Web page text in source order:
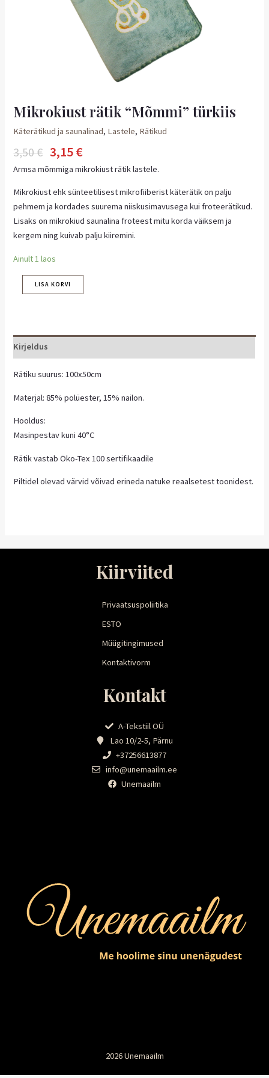
Mikrokiust rätik “Mõmmi” türkiis
Käterätikud ja saunalinad, Lastele, Rätikud
3,50€ 3,15€
Armsa mõmmiga mikrokiust rätik lastele.
Mikrokiust ehk sünteetilisest mikrofiiberist käterätik on palju
pehmem ja kordades suurema niiskusimavusega kui froteerätikud.
Lisaks on mikrokiud saunalina froteest mitu korda väiksem ja
kergem ning kuivab palju kiiremini.
Ainult 1 laos
LISA KORVI
Kirjeldus
Rätiku suurus: 100x50cm
Materjal: 85% polüester, 15% nailon.
Hooldus:
Masinpestav kuni 40°C
Rätik vastab Öko-Tex 100 sertifikaadile
Piltidel olevad värvid võivad erineda natuke reaalsetest toonidest.
Kiirviited
Privaatsuspoliitika
ESTO
Müügitingimused
Kontaktivorm
Kontakt
A-Tekstiil OÜ
Lao 10/2-5, Pärnu
+37256613877
info@unemaailm.ee
Unemaailm
2026 Unemaailm